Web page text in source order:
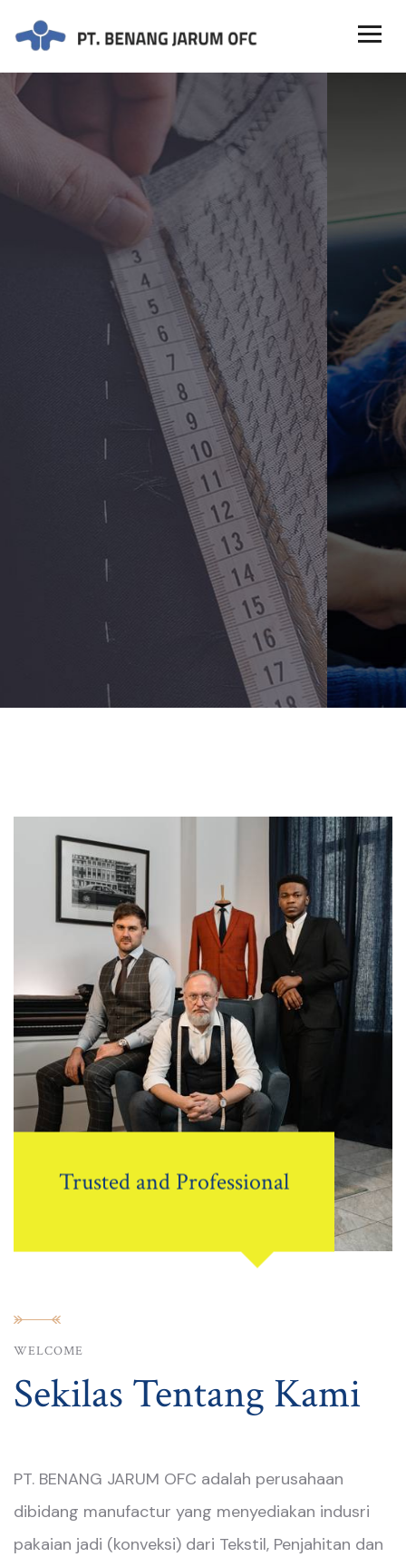
OUR PERSONAL
QUALITY TAYLER
Benang Jarum OFC
Trusted and Professional
WELCOME
Sekilas Tentang Kami
PT. BENANG JARUM OFC adalah perusahaan
dibidang manufactur yang menyediakan indusri
pakaian jadi (konveksi) dari Tekstil, Penjahitan dan